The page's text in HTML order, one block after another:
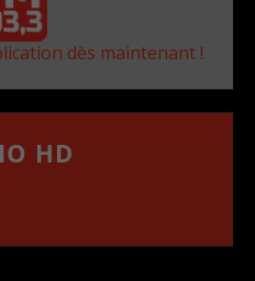
dès maintenant !
HD